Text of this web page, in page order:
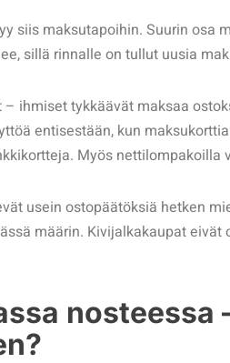
siis maksutapoihin. Suurin osa
sillä rinnalle on tullut uusia
ihmiset tykkäävät maksaa
entisestään, kun
Myös nettilompakoilla
usein ostopäätöksiä hetken
määrin. Kivijalkakaupat eivät
nosteessa